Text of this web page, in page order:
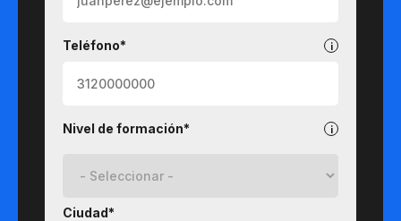
Teléfono*
Nivel de formación*
Ciudad*